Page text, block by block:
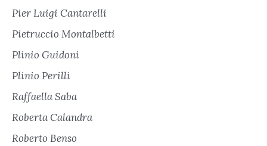
Pier Luigi Cantarelli
Pietruccio Montalbetti
Plinio Guidoni
Plinio Perilli
Raffaella Saba
Roberta Calandra
Roberto Benso